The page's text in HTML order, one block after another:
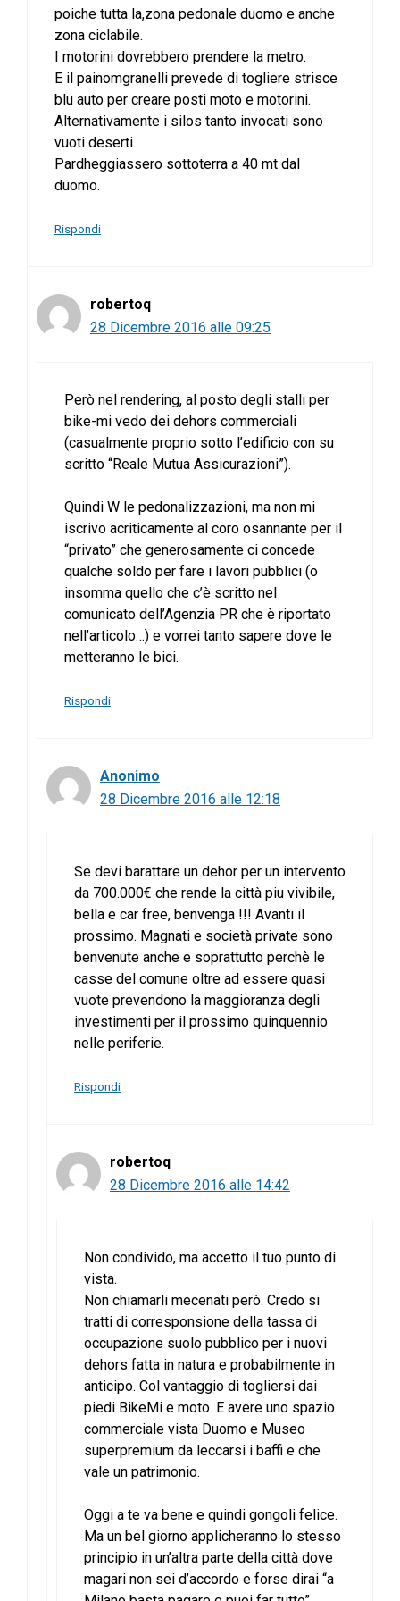
poiche tutta la,zona pedonale duomo e anche
zona ciclabile.
I motorini dovrebbero prendere la metro.
E il painomgranelli prevede di togliere strisce
blu auto per creare posti moto e motorini.
Alternativamente i silos tanto invocati sono
vuoti deserti.
Pardheggiassero sottoterra a 40 mt dal
duomo.
Rispondi
robertoq
28 Dicembre 2016 alle 09:25
Però nel rendering, al posto degli stalli per
bike-mi vedo dei dehors commerciali
(casualmente proprio sotto l’edificio con su
scritto “Reale Mutua Assicurazioni”).
Quindi W le pedonalizzazioni, ma non mi
iscrivo acriticamente al coro osannante per il
“privato” che generosamente ci concede
qualche soldo per fare i lavori pubblici (o
insomma quello che c’è scritto nel
comunicato dell’Agenzia PR che è riportato
nell’articolo…) e vorrei tanto sapere dove le
metteranno le bici.
Rispondi
Anonimo
28 Dicembre 2016 alle 12:18
Se devi barattare un dehor per un intervento
da 700.000€ che rende la città piu vivibile,
bella e car free, benvenga !!! Avanti il
prossimo. Magnati e società private sono
benvenute anche e soprattutto perchè le
casse del comune oltre ad essere quasi
vuote prevendono la maggioranza degli
investimenti per il prossimo quinquennio
nelle periferie.
Rispondi
robertoq
28 Dicembre 2016 alle 14:42
Non condivido, ma accetto il tuo punto di
vista.
Non chiamarli mecenati però. Credo si
tratti di corresponsione della tassa di
occupazione suolo pubblico per i nuovi
dehors fatta in natura e probabilmente in
anticipo. Col vantaggio di togliersi dai
piedi BikeMi e moto. E avere uno spazio
commerciale vista Duomo e Museo
superpremium da leccarsi i baffi e che
vale un patrimonio.
Oggi a te va bene e quindi gongoli felice.
Ma un bel giorno applicheranno lo stesso
principio in un’altra parte della città dove
magari non sei d’accordo e forse dirai “a